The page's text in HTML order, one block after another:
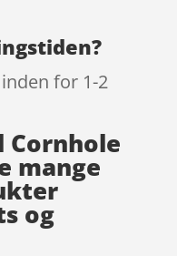
for 1-2
Cornhole
mange
og